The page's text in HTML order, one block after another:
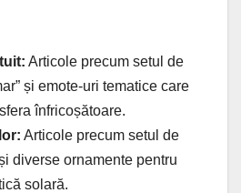
Articole precum setul de
și emote-uri tematice care
înfricoșătoare.
Articole precum setul de
diverse ornamente pentru
solară.